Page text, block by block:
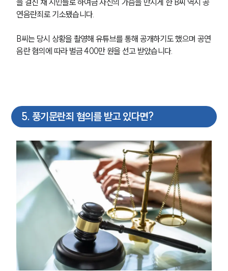
통합검색
업무사례
고객후기
업무분야
성범죄대응부 업무
전체
구성원 소개
성범죄전문변호사
소식/자료
을 걸친 채 시민들로 하여금 자신의 가슴을 만지게 한 B씨 역시 공
연음란죄로 기소됐습니다.
B씨는 당시 상황을 촬영해 유튜브를 통해 공개하기도 했으며 공연
음란 혐의에 따라 벌금 400만 원을 선고 받았습니다.
5. 풍기문란죄 혐의를 받고 있다면?